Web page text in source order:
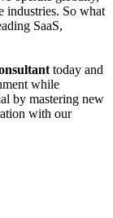
industries. So what
SaaS,
today and
while
by mastering new
with our